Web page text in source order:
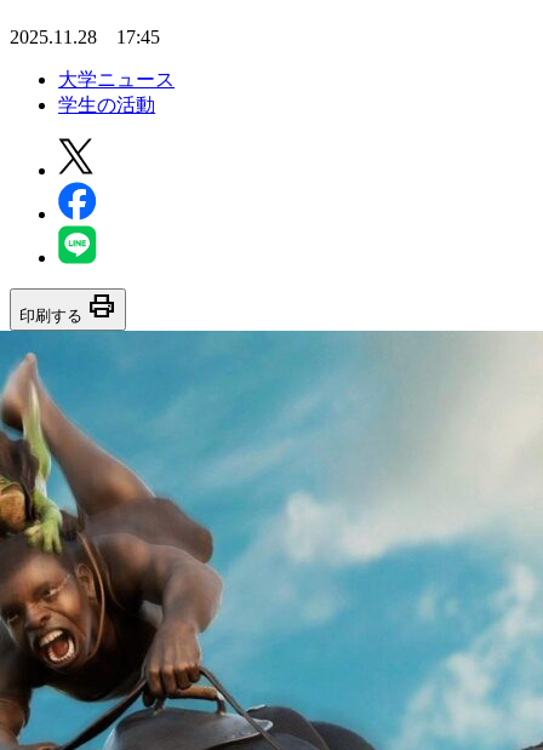
2025.11.28 17:45
大学ニュース
学生の活動
印刷する print